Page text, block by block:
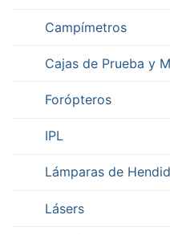
Campímetros
Cajas de Prueba y
Forópteros
IPL
Lámparas de
Lásers